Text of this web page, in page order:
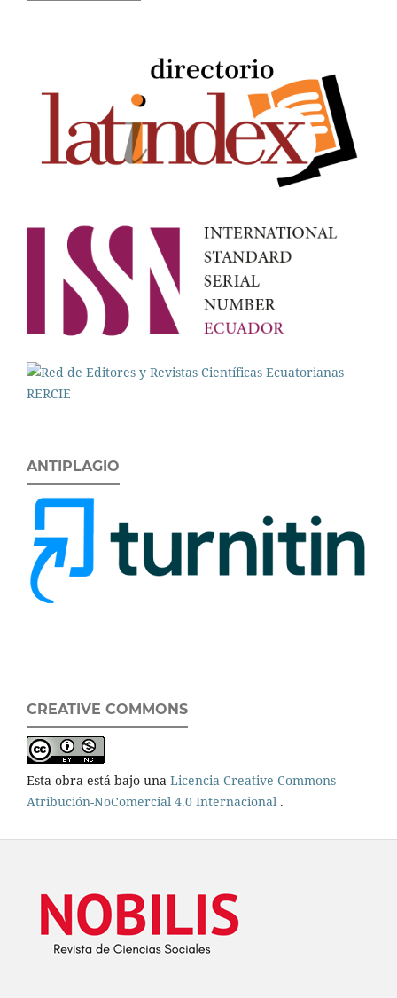
ANTIPLAGIO
CREATIVE COMMONS
Esta obra está bajo una Licencia Creative Commons
Atribución-NoComercial 4.0 Internacional .